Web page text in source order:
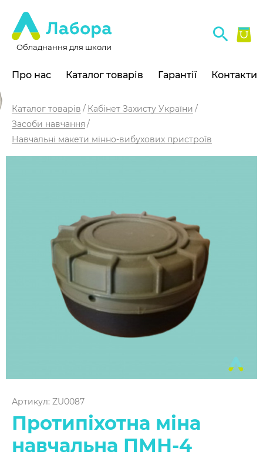
Обладнання для школи
Про нас Каталог товарів Гарантії Контакти
Каталог товарів
Кабінет Захисту України
Засоби навчання
Навчальні макети мінно-вибухових пристроїв
Артикул: ZU0087
Протипіхотна міна
навчальна ПМН-4